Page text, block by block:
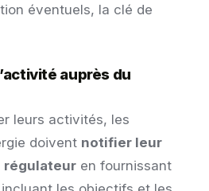
éventuels, la clé de
auprès du
leurs activités, les
doivent notifier leur
régulateur en fournissant